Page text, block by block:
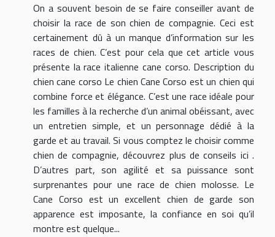
On a souvent besoin de se faire conseiller avant de
choisir la race de son chien de compagnie. Ceci est
certainement dû à un manque d’information sur les
races de chien. C’est pour cela que cet article vous
présente la race italienne cane corso. Description du
chien cane corso Le chien Cane Corso est un chien qui
combine force et élégance. C’est une race idéale pour
les familles à la recherche d’un animal obéissant, avec
un entretien simple, et un personnage dédié à la
garde et au travail. Si vous comptez le choisir comme
chien de compagnie, découvrez plus de conseils ici .
D’autres part, son agilité et sa puissance sont
surprenantes pour une race de chien molosse. Le
Cane Corso est un excellent chien de garde son
apparence est imposante, la confiance en soi qu’il
montre est quelque...